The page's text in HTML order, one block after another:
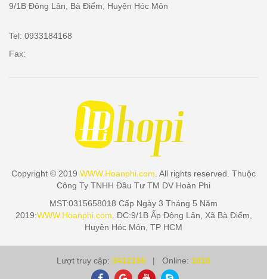
9/1B Đông Lân, Bà Điểm, Huyện Hóc Môn
Tel: 0933184168
Fax:
Copyright © 2019 WWW.Hoanphi.com . All rights reserved. Thuộc
Công Ty TNHH Đầu Tư TM DV Hoàn Phi
MST:0315658018 Cấp Ngày 3 Tháng 5 Năm
2019:WWW.Hoanphi.com . ĐC:9/1B Ấp Đông Lân, Xã Bà Điểm,
Huyện Hóc Môn, TP HCM
Lượt truy cập: 3412106 | Online: 1010